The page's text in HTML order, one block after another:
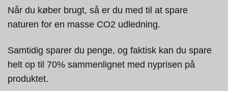
Når du køber brugt, så er du med til at spare
naturen for en masse CO2 udledning.
Samtidig sparer du penge, og faktisk kan du spare
helt op til 70% sammenlignet med nyprisen på
produktet.